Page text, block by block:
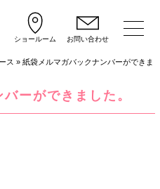
ショールーム お問い合わせ
ス » 紙袋メルマガバックナンバーができま
ーができました。